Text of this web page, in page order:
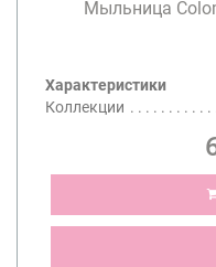
Мыльница
Характеристики
Коллекции